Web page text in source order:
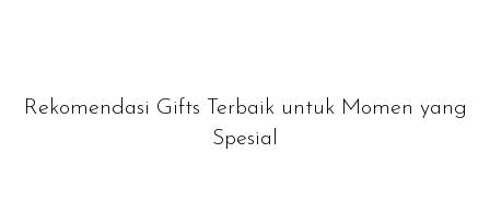
Rekomendasi Gifts Terbaik untuk Momen yang
Spesial